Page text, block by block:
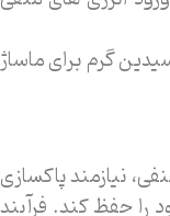
گرم برای ماساژ
نیازمند پاکسازی
حفظ کند. فرآیند